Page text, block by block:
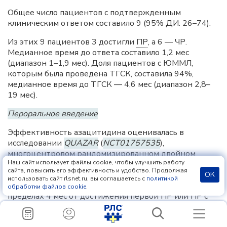
Общее число пациентов с подтвержденным
клиническим ответом составило 9 (95% ДИ: 26–74).
Из этих 9 пациентов 3 достигли ПР, а 6 — ЧР.
Медианное время до ответа составило 1,2 мес
(диапазон 1–1,9 мес). Доля пациентов с ЮММЛ,
которым была проведена ТГСК, составила 94%,
медианное время до ТГСК — 4,6 мес (диапазон 2,8–
19 мес).
Пероральное введение
Эффективность азацитидина оценивалась в
исследовании QUAZAR(NCT01757535),
многоцентровом рандомизированном двойном
слепом плацебо-контролируемом исследовании.
Включенные в исследование пациенты были в
возрасте 55 лет и старше, с ОМЛ и находились в
пределах 4 мес от достижения первойПРилиПРс
неполным восстановлением показателей анализа
крови с интенсивной индукционной химиотерапией.
Наш сайт использует файлы cookie, чтобы улучшить работу
сайта, повысить его эффективность и удобство. Продолжая
использовать сайт rlsnet.ru, вы соглашаетесь с политикой
обработки файлов cookie.
ОК